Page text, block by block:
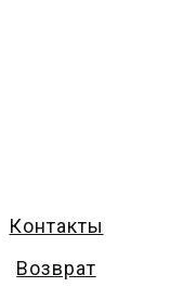
Контакты
Возврат